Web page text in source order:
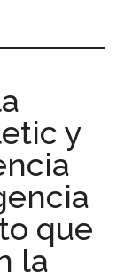
y
que
la